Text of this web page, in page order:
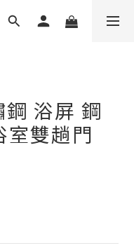
浴屏 鋼
室雙趟門